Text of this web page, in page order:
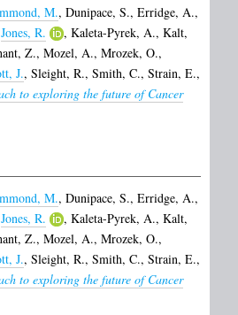
M., Dunipace, S., Erridge, A.,
Jones, R. , Kaleta-Pyrek, A., Kalt,
Z., Mozel, A., Mrozek, O.,
J., Sleight, R., Smith, C., Strain, E.,
to exploring the future of Cancer
M., Dunipace, S., Erridge, A.,
Jones, R. , Kaleta-Pyrek, A., Kalt,
Z., Mozel, A., Mrozek, O.,
J., Sleight, R., Smith, C., Strain, E.,
to exploring the future of Cancer